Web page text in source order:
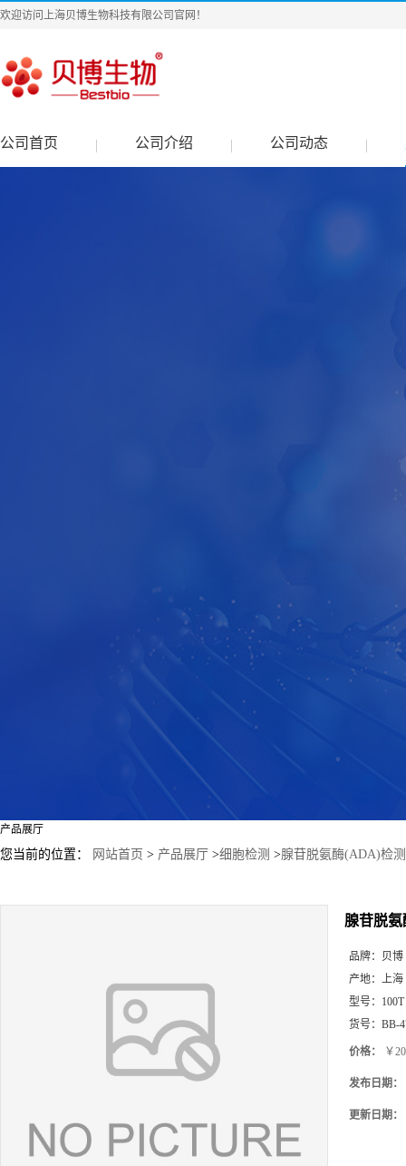
欢迎访问上海贝博生物科技有限公司官网！
公司首页 公司介绍 公司动态
产品展厅
您当前的位置： 网站首页 > 产品展厅 >细胞检测 >腺苷脱氨酶(ADA)检
腺苷脱
品牌： 贝博
产地： 上海
型号： 100T
货号： BB-
价格： ￥
发布日期：
更新日期：